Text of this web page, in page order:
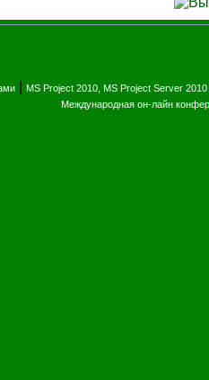
MS Project 2010, MS Project Server 2010
Международная он-лайн